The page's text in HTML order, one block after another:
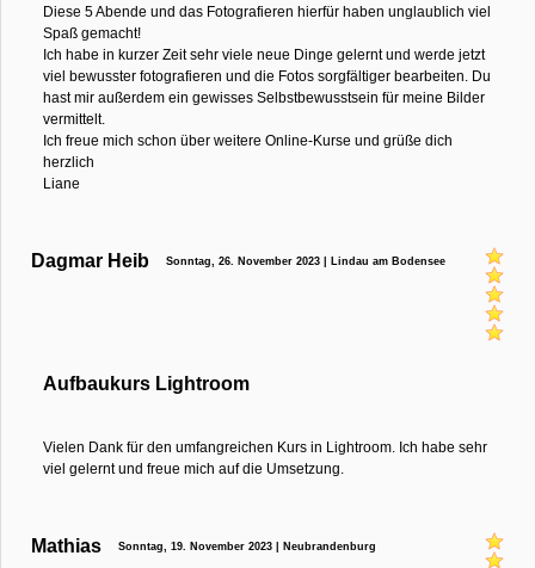
Diese 5 Abende und das Fotografieren hierfür haben unglaublich viel
Spaß gemacht!
Ich habe in kurzer Zeit sehr viele neue Dinge gelernt und werde jetzt
viel bewusster fotografieren und die Fotos sorgfältiger bearbeiten. Du
hast mir außerdem ein gewisses Selbstbewusstsein für meine Bilder
vermittelt.
Ich freue mich schon über weitere Online-Kurse und grüße dich
herzlich
Liane
Dagmar Heib Sonntag, 26. November 2023 | Lindau am Bodensee
Aufbaukurs Lightroom
Vielen Dank für den umfangreichen Kurs in Lightroom. Ich habe sehr
viel gelernt und freue mich auf die Umsetzung.
Mathias Sonntag, 19. November 2023 | Neubrandenburg